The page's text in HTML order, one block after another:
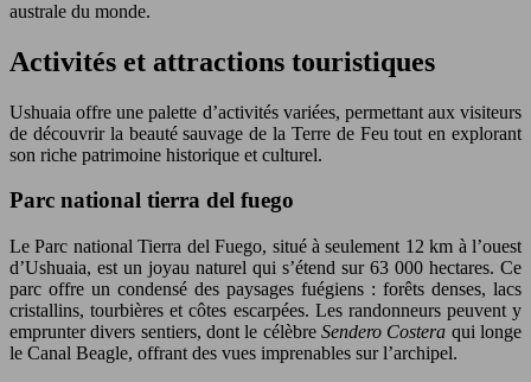
australe du monde.
Activités et attractions touristiques
Ushuaia offre une palette d’activités variées, permettant aux visiteurs
de découvrir la beauté sauvage de la Terre de Feu tout en explorant
son riche patrimoine historique et culturel.
Parc national tierra del fuego
Le Parc national Tierra del Fuego, situé à seulement 12 km à l’ouest
d’Ushuaia, est un joyau naturel qui s’étend sur 63 000 hectares. Ce
parc offre un condensé des paysages fuégiens : forêts denses, lacs
cristallins, tourbières et côtes escarpées. Les randonneurs peuvent y
emprunter divers sentiers, dont le célèbre Sendero Costera qui longe
le Canal Beagle, offrant des vues imprenables sur l’archipel.